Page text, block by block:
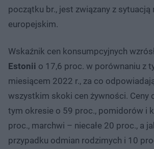
początku br., jest związany z sytuacją
europejskim.
Wskaźnik cen konsumpcyjnych
Estonii o 17,6 proc. w porównaniu z
miesiącem 2022 r., za co
wszystkim skoki cen żywności. Ceny
tym okresie o 59 proc., pomidorów i
proc., marchwi – niecałe 20 proc., a
przypadku odmian rodzimych i 10